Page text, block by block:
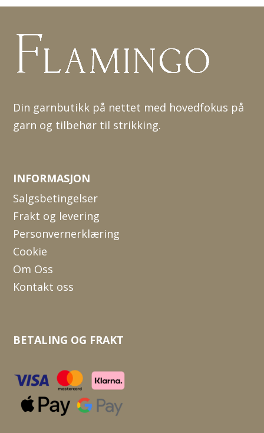
Din garnbutikk på nettet med hovedfokus på
garn og tilbehør til strikking.
INFORMASJON
Salgsbetingelser
Frakt og levering
Personvernerklæring
Cookie
Om Oss
Kontakt oss
BETALING OG FRAKT